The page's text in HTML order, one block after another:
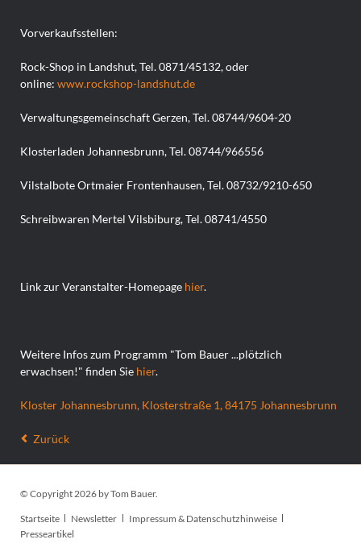
Vorverkaufsstellen:
Rock-Shop in Landshut, Tel. 0871/45132, oder
online: www.rockshop-landshut.de
Verwaltungsgemeinschaft Gerzen, Tel. 08744/9604-20
Klosterladen Johannesbrunn, Tel. 08744/966556
Vilstalbote Ortmaier Frontenhausen, Tel. 08732/9210-650
Schreibwaren Mertel Vilsbiburg, Tel. 08741/4550
Link zur Veranstalter-Homepage hier.
Weitere Infos zum Programm "Tom Bauer ...plötzlich
erwachsen!" finden Sie hier.
Kloster Johannesbrunn, Klosterstraße 1, 84175 Johannesbrunn
Zurück
© Copyright 2026 by Tom Bauer.
Navigation
überspringen
Startseite Newsletter
Impressum & Datenschutzhinweise
Presseartikel